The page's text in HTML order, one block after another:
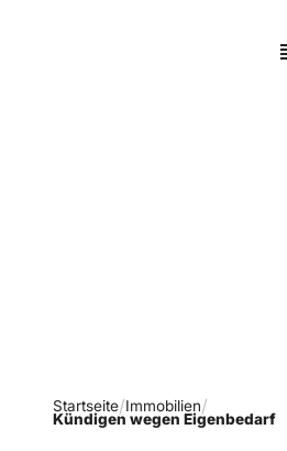
Startseite Immobilien
Kündigen wegen Eigenbedarf